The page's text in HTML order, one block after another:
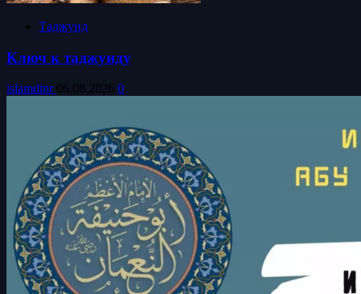
Таджуид
Ключ к таджуиду
islamdinr 06.08.2026 0